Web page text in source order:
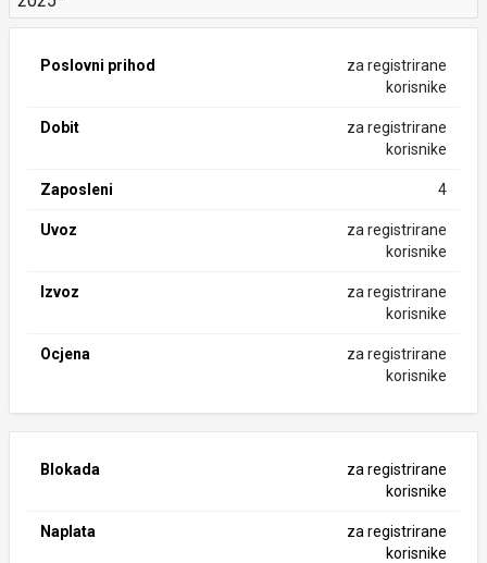
Poslovni prihod
za registrirane
korisnike
Dobit
za registrirane
korisnike
Zaposleni 4
Uvoz
za registrirane
korisnike
Izvoz
za registrirane
korisnike
Ocjena
za registrirane
korisnike
Blokada
za registrirane
korisnike
Naplata
za registrirane
korisnike